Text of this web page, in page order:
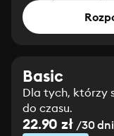
Basic
Dla tych, którzy
do czasu.
22.90 zł/30 dni